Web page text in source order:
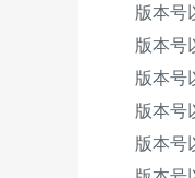
版本号以
版本号以
版本号以
版本号以
版本号以